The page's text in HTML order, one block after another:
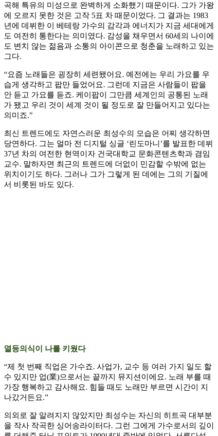
곡해 특유의 미성으로 완벽하게 소화했기 때문이다. 그가 가왕
에 오르지 못한 것은 고작 5표 차 때문이었다. 그 결과는 1983
년에 데뷔한 이 베테랑 가수의 감각과 에너지가 지금 세대에게
도 여전히 통한다는 의미였다. 감성을 채우면서 60세의 나이에
도 변치 않는 젊음과 소통의 아이콘으로 청춘을 노래하고 있는
그다.
“요즘 노래들은 굉장히 세련됐어요. 예전에는 우리 가요를 우
습게 생각하고 팝만 들었어요. 그런데 지금은 사람들이 팝을
안 듣고 가요를 듣죠. 케이팝이 그만큼 세계인의 공통된 노래
가 됐고 우리 것이 세계 것이 될 정도로 잘 만들어지고 있다는
의미죠.”
최신 트렌드에도 자연스러운 최성수의 모습은 어찌 생각하면
당연하다. 그는 얼마 전 디지털 싱글 ‘린도마니’를 발표한 데뷔
37년 차의 여전한 현역이자 건국대학교 문화콘텐츠학과 겸임
교수. 말하자면 최근의 트렌드에 더없이 민감할 수밖에 없는
위치이기도 하다. 그러나 그가 그렇게 된 데에는 그의 기질에
서 비롯된 바도 있다.
열등의식이 나를 키웠다
“제 첫 번째 직업은 가수죠. 사업가, 교수 등 여러 가지 일도 할
수 있지만 업(業)으로서는 끝까지 뮤지션이에요. 노래 부를 때
가장 행복하고 감사해요. 힘들 때도 노래만 부르면 시간이 지
나갔거든요.”
의외로 잘 알려지지 않았지만 최성수는 자신의 히트곡 대부분
을 작사 작곡한 싱어송라이터다. 그런 그에게 가수로서의 깊이